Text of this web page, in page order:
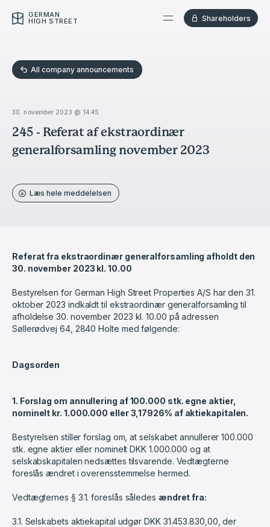
GERMAN
HIGH STREET Shareholders
All company announcements
30. november 2023 @ 14:45
245 - Referat af ekstraordinær
generalforsamling november 2023
Læs hele meddelelsen
Referat fra ekstraordinær generalforsamling afholdt den
30. november 2023 kl. 10.00
Bestyrelsen for German High Street Properties A/S har den 31.
oktober 2023 indkaldt til ekstraordinær generalforsamling til
afholdelse 30. november 2023 kl. 10.00 på adressen
Søllerødvej 64, 2840 Holte med følgende:
Dagsorden
1. Forslag om annullering af 100.000 stk. egne aktier,
nominelt kr. 1.000.000 eller 3,17926% af aktiekapitalen.
Bestyrelsen stiller forslag om, at selskabet annullerer 100.000
stk. egne aktier eller nominelt DKK 1.000.000 og at
selskabskapitalen nedsættes tilsvarende. Vedtægterne
foreslås ændret i overensstemmelse hermed.
Vedtægternes § 3.1. foreslås således ændret fra:
3.1. Selskabets aktiekapital udgør DKK 31.453.830,00, der